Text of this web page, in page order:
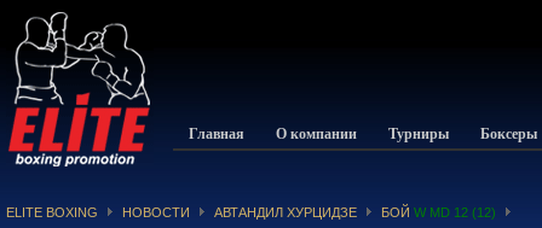
Главная О компании Турниры Боксеры
ELITE BOXING НОВОСТИ АВТАНДИЛ ХУРЦИДЗЕ БОЙ W MD 12 (12)